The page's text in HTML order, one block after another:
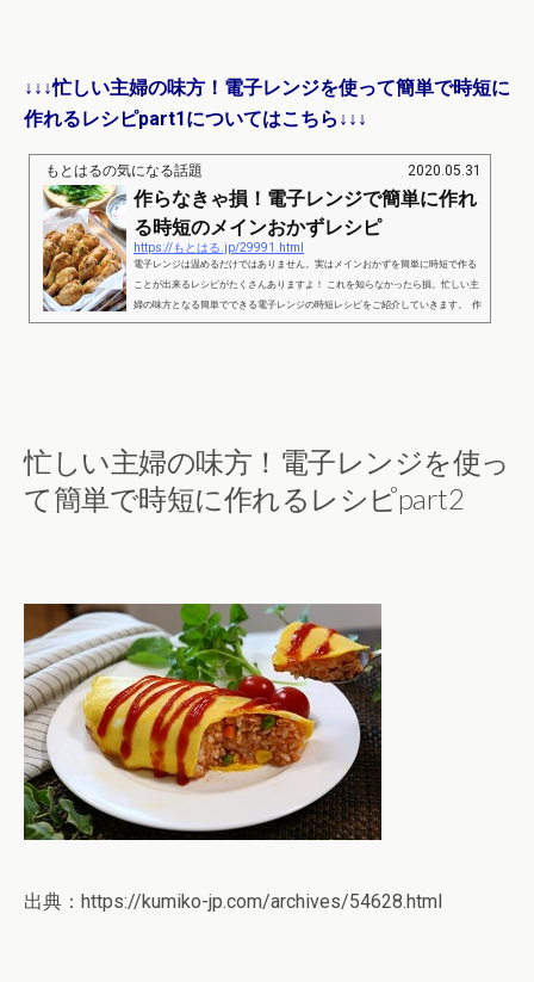
↓↓↓忙しい主婦の味方！電子レンジを使って簡単で時短に
作れるレシピpart1についてはこちら↓↓↓
もとはるの気になる話題 2020.05.31
作らなきゃ損！電子レンジで簡単に作れ
る時短のメインおかずレシピ
https://もとはる.jp/29991.html
電子レンジは温めるだけではありません。実はメインおかずを簡単に時短で作る
ことが出来るレシピがたくさんありますよ！ これを知らなかったら損。忙しい主
婦の味方となる簡単でできる電子レンジの時短レシピをご紹介していきます。 作
らなきゃ損！電子レンジで簡単に作れる時短のメインおかずレシピpart1ハニーマ
忙しい主婦の味方！電子レンジを使っ
て簡単で時短に作れるレシピpart2
出典：https://kumiko-jp.com/archives/54628.html